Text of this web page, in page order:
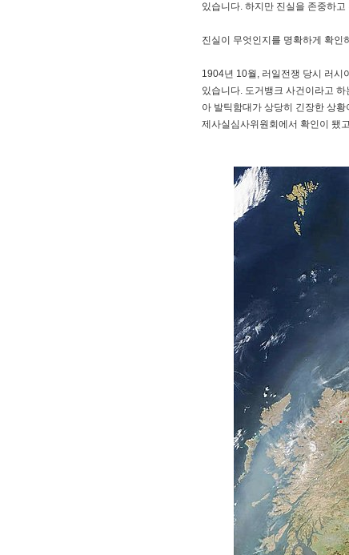
있습니다. 하지만 진실을 존중하
진실이 무엇인지를 명확하게 확인
1904년 10월, 러일전쟁 당시 러시
있습니다. 도거뱅크 사건이라고
아 발틱함대가 상당히 긴장한 상
제사실심사위원회에서 확인이 됐